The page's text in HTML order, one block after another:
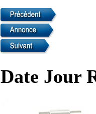
Date Jour